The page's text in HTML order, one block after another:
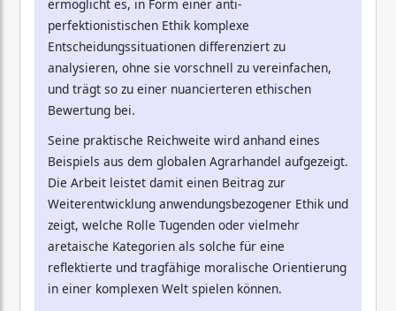
ermöglicht es, in Form einer anti-
perfektionistischen Ethik komplexe
Entscheidungssituationen differenziert zu
analysieren, ohne sie vorschnell zu vereinfachen,
und trägt so zu einer nuancierteren ethischen
Bewertung bei.
Seine praktische Reichweite wird anhand eines
Beispiels aus dem globalen Agrarhandel aufgezeigt.
Die Arbeit leistet damit einen Beitrag zur
Weiterentwicklung anwendungsbezogener Ethik und
zeigt, welche Rolle Tugenden oder vielmehr
aretaische Kategorien als solche für eine
reflektierte und tragfähige moralische Orientierung
in einer komplexen Welt spielen können.